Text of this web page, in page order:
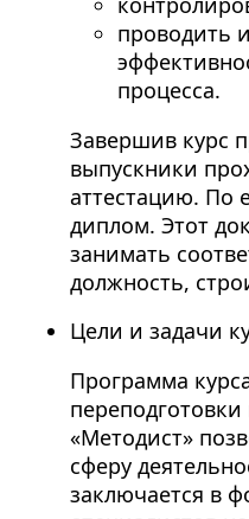
проводить
процесса.
Завершив курс
выпускники
аттестацию. По
диплом. Этот
занимать
должность,
Цели и задачи
Программа
«Методист»
сферу
заключается в